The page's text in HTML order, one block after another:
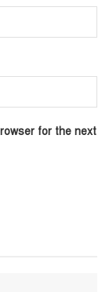
for the next